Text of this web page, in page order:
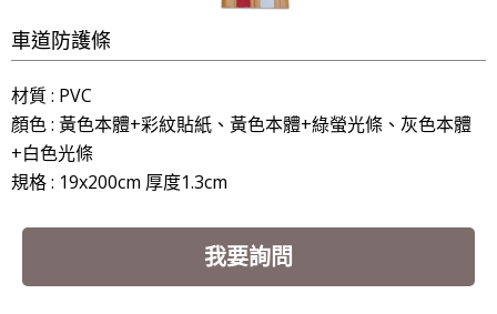
車道防護條
材質 : PVC
顏色 : 黃色本體+彩紋貼紙、黃色本體+綠螢光條、灰色本體
+白色光條
規格 : 19x200cm 厚度1.3cm
我要詢問